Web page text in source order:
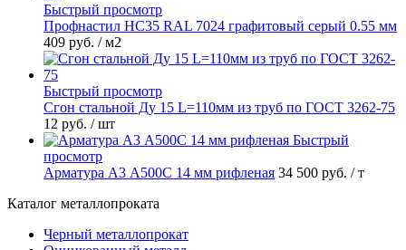
Быстрый просмотр
Профнастил НС35 RAL 7024 графитовый серый 0.55 мм
409 руб. / м2
Быстрый просмотр
Сгон стальной Ду 15 L=110мм из труб по ГОСТ 3262-75
12 руб. / шт
Быстрый
просмотр
Арматура А3 А500С 14 мм рифленая 34 500 руб. / т
Каталог металлопроката
Черный металлопрокат